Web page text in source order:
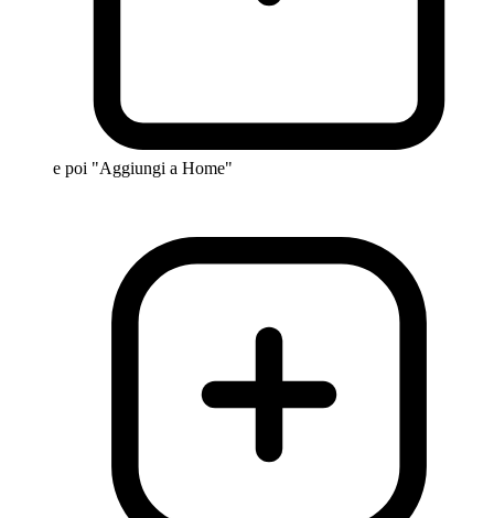
e poi "Aggiungi a Home"